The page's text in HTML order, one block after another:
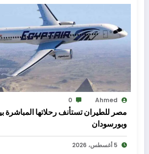
Ahmed
0
مصر للطيران تستأنف رحلاتها المباشرة
وبورسودان
5 أغسطس، 2026